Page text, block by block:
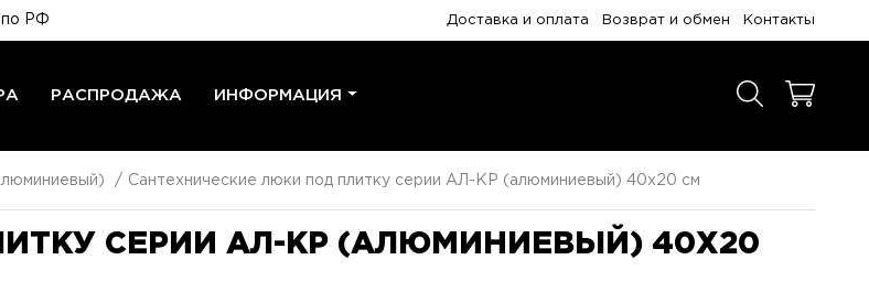
по РФ Доставка и оплата Возврат и обмен Контакты
РАСПРОДАЖА ИНФОРМАЦИЯ
Сантехнические люки под плитку серии АЛ-КР (алюминиевый) 40x20 см
СЕРИИ АЛ-КР (АЛЮМИНИЕВЫЙ) 40X20